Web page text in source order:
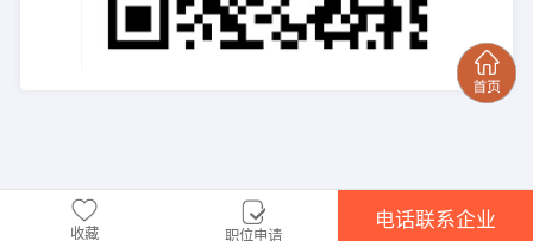
收藏 职位申请
电话联系企业